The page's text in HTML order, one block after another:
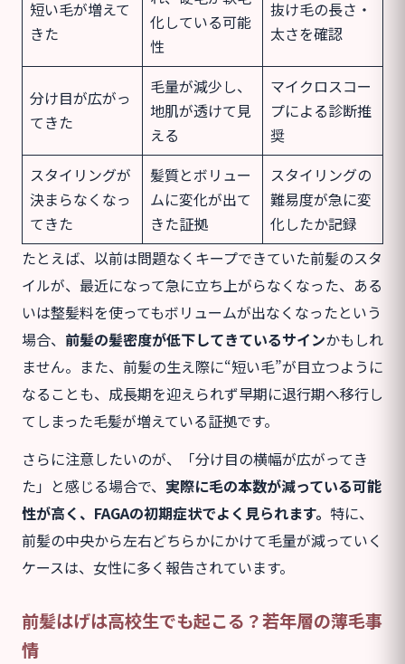
短い毛が増えて
きた
化している可能
性
抜け毛の長さ・
太さを確認
分け目が広がっ
てきた
毛量が減少し、
地肌が透けて見
える
マイクロスコー
プによる診断推
奨
スタイリングが
決まらなくなっ
てきた
髪質とボリュー
ムに変化が出て
きた証拠
スタイリングの
難易度が急に変
化したか記録
たとえば、以前は問題なくキープできていた前髪のスタ
イルが、最近になって急に立ち上がらなくなった、ある
いは整髪料を使ってもボリュームが出なくなったという
場合、 前髪の髪密度が低下してきているサインかもしれ
ません。また、前髪の生え際に“短い毛”が目立つように
なることも、成長期を迎えられず早期に退行期へ移行し
てしまった毛髪が増えている証拠です。
さらに注意したいのが、「分け目の横幅が広がってき
た」と感じる場合で、 実際に毛の本数が減っている可能
性が高く、FAGAの初期症状でよく見られます。 特に、
前髪の中央から左右どちらかにかけて毛量が減っていく
ケースは、女性に多く報告されています。
前髪はげは高校生でも起こる？若年層の薄毛事
情